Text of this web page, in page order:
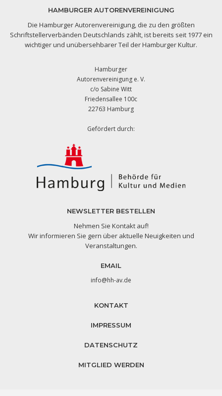
HAMBURGER AUTORENVEREINIGUNG
Die Hamburger Autorenvereinigung, die zu den größten
Schriftstellerverbänden Deutschlands zählt, ist bereits seit 1977 ein
wichtiger und unübersehbarer Teil der Hamburger Kultur.
Hamburger
Autorenvereinigung e. V.
c/o Sabine Witt
Friedensallee 100c
22763 Hamburg
Gefördert durch:
NEWSLETTER BESTELLEN
Nehmen Sie Kontakt auf!
Wir informieren Sie gern über aktuelle Neuigkeiten und
Veranstaltungen.
EMAIL
info@hh-av.de
KONTAKT
IMPRESSUM
DATENSCHUTZ
MITGLIED WERDEN